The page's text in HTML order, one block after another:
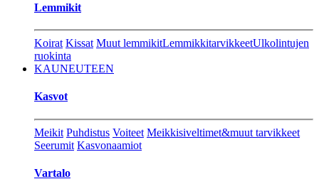
Lemmikit
Koirat Kissat Muut lemmikitLemmikkitarvikkeetUlkolintujen
ruokinta
KAUNEUTEEN
Kasvot
Meikit Puhdistus Voiteet Meikkisiveltimet&muut tarvikkeet
Seerumit Kasvonaamiot
Vartalo